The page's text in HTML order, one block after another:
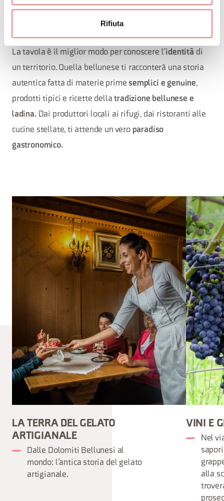
Rifiuta
Un paradiso gastronomico fatto di materie prime
semplici, prodotti tipici e ricette tradizionali.
La tavola è il miglior modo per conoscere l’identità di
un territorio. Quella bellunese ti racconterà una storia
autentica fatta di materie prime semplici e genuine,
prodotti tipici e ricette dellatradizione bellunese e
ladina.Dai produttori locali ai rifugi, dai ristoranti alle
cucine stellate, ti attende un vero paradiso
gastronomico.
LA TERRA DEL GELATO
ARTIGIANALE
Dalle Dolomiti Bellunesi al
mondo: l’antica storia del gelato
artigianale.
VINI E
Nel
alla